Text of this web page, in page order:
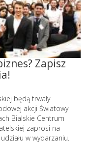
Zapisz
będą trwały
akcji Światowy
Bialskie Centrum
zaprosi na
w wydarzaniu.